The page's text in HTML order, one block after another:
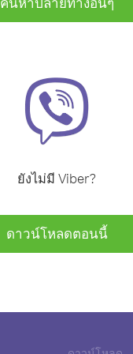
ยังไม่มี Viber?
ดาวน์โหลดตอนนี้